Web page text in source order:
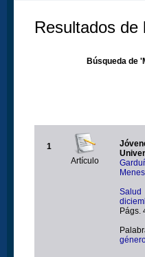
Resultados de
Búsqueda de
1
Artículo
Jóvenes y violencia en la
Págs.